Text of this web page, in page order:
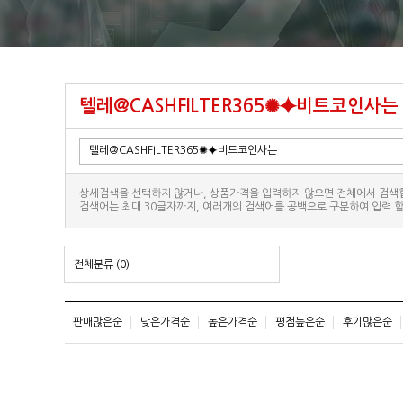
텔레@CASHFILTER365✺⯌비트코인사는
상세검색을 선택하지 않거나, 상품가격을 입력하지 않으면 전체에서 검색
검색어는 최대 30글자까지, 여러개의 검색어를 공백으로 구분하여 입력
전체분류 (0)
판매많은순 낮은가격순 높은가격순 평점높은순 후기많은순